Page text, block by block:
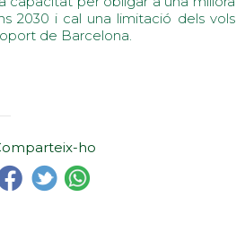
2030 i cal una limitació dels vols
de Barcelona.
ho